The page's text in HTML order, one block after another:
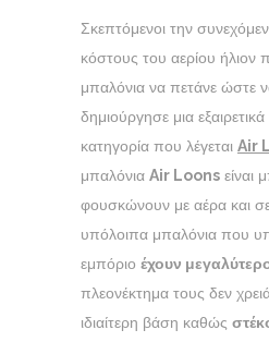
Σκεπτόμενοι την
κόστους του αερίου ήλιον
μπαλόνια να πετάνε ώστε
δημιούργησε μια
κατηγορία που λέγεται Air
μπαλόνια Air Loons είναι
φουσκώνουν με αέρα και
υπόλοιπα μπαλόνια που
εμπόριο έχουν
πλεονέκτημα τους δεν
ιδιαίτερη βάση καθώς